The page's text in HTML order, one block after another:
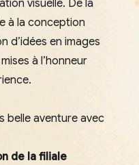
visuelle. De la
à la conception
d’idées en images
à l’honneur
belle aventure avec
de la filiale